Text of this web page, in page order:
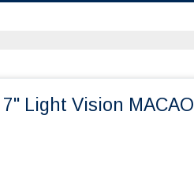
Light Vision MACAO